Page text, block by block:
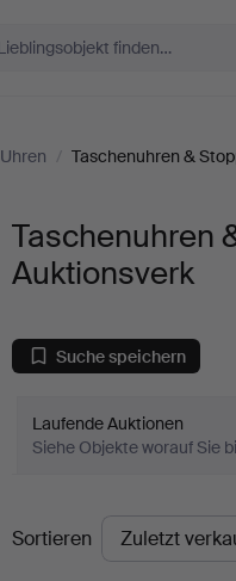
Uhren / Taschenuhren &
Taschenuhren
Auktionsverk
Suche speichern
Laufende Auktionen
Siehe Objekte worauf Sie
Endpreise
Sortieren